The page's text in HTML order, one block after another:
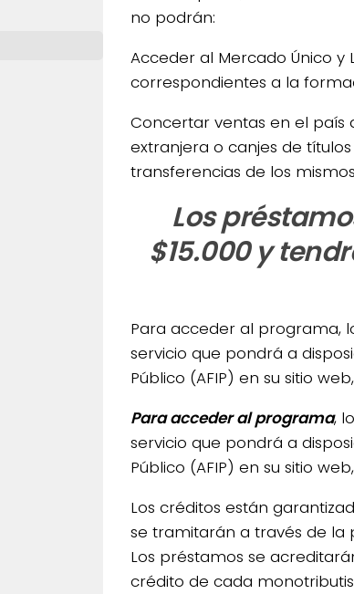
no podrán:
Acceder al Mercado Único
correspondientes a la
Concertar ventas en el país
extranjera o canjes de
transferencias de los
Los
$15.000 y
Para acceder al programa,
servicio que pondrá a
Público (AFIP) en su sitio
Para acceder al programa,
servicio que pondrá a
Público (AFIP) en su sitio
Los créditos están
se tramitarán a través de la
Los préstamos se
crédito de cada